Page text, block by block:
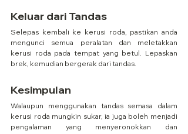
Keluar dari Tandas
Selepas kembali ke kerusi roda, pastikan anda
mengunci semua peralatan dan meletakkan
kerusi roda pada tempat yang betul. Lepaskan
brek, kemudian bergerak dari tandas.
Kesimpulan
Walaupun menggunakan tandas semasa dalam
kerusi roda mungkin sukar, ia juga boleh menjadi
pengalaman yang menyeronokkan dan